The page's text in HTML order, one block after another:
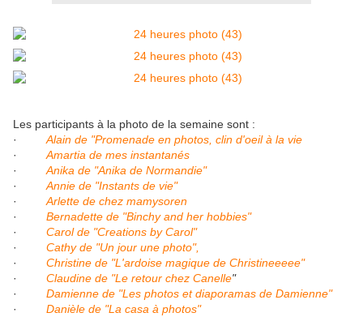
Les participants à la photo de la semaine sont :
· Alain de "Promenade en photos, clin d'oeil à la vie
· Amartia de mes instantanés
· Anika de "Anika de Normandie"
· Annie de "Instants de vie"
· Arlette de chez mamysoren
· Bernadette de "Binchy and her hobbies"
· Carol de "Creations by Carol"
· Cathy de "Un jour une photo",
· Christine de "L'ardoise magique de Christineeeee"
· Claudine de "Le retour chez Canelle"
· Damienne de "Les photos et diaporamas de Damienne"
· Danièle de "La casa à photos"